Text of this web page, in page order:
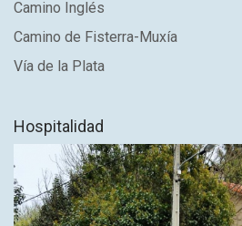
Camino Inglés
Camino de Fisterra-Muxía
Vía de la Plata
Hospitalidad